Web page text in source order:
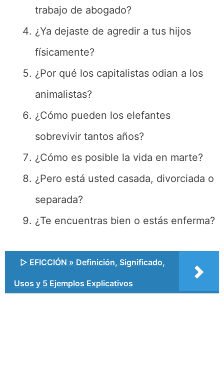
trabajo de abogado?
¿Ya dejaste de agredir a tus hijos
físicamente?
¿Por qué los capitalistas odian a los
animalistas?
¿Cómo pueden los elefantes
sobrevivir tantos años?
¿Cómo es posible la vida en marte?
¿Pero está usted casada, divorciada o
separada?
¿Te encuentras bien o estás enferma?
▷ EFICCIÓN » Definición, Significado,
Usos y 5 Ejemplos Explicativos